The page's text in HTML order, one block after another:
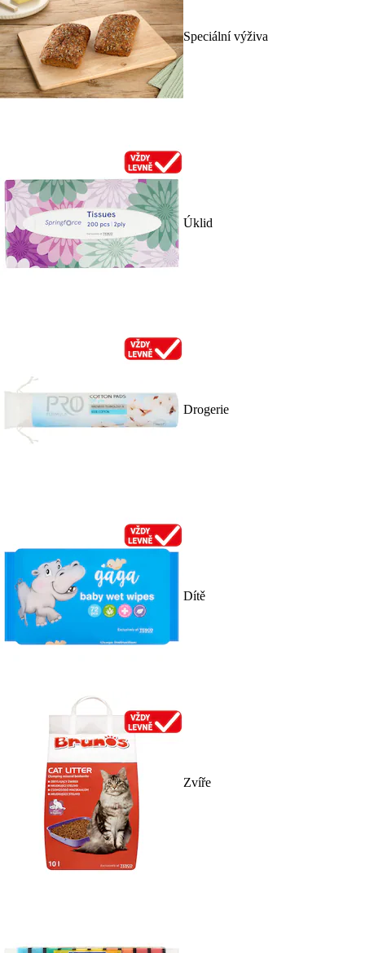
Speciální výživa
Úklid
Drogerie
Dítě
Zvíře